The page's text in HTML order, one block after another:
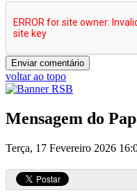
voltar ao topo
Mensagem do
Terça, 17 Fevereiro 2026